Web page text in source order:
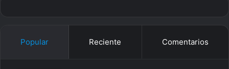
Popular Reciente Comentarios